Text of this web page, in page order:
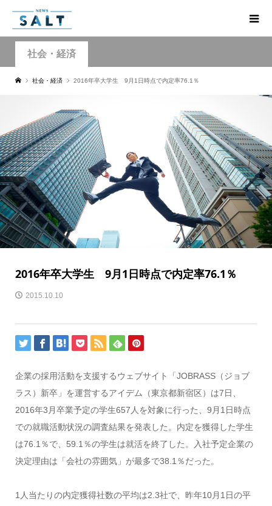
社会・経済
社会・経済 2016年卒大学生 9月1日時点で内定率76.1％
2016年卒大学生 9月1日時点で内定率76.1％
2015.10.10
企業の採用活動を支援するウェブサイト「JOBRASS（ジョブ
ラス）新卒」を運営するアイデム（東京都新宿区）は7日、
2016年3月卒業予定の学生657人を対象に行った、9月1日時点
での就職活動状況の調査結果を発表した。内定を獲得した学生
は76.1％で、59.1％の学生は就活を終了した。入社予定企業の
決定理由は「会社の雰囲気」が最多で38.1％だった。
1人当たりの内定獲得社数の平均は2.3社で、昨年10月1日の平